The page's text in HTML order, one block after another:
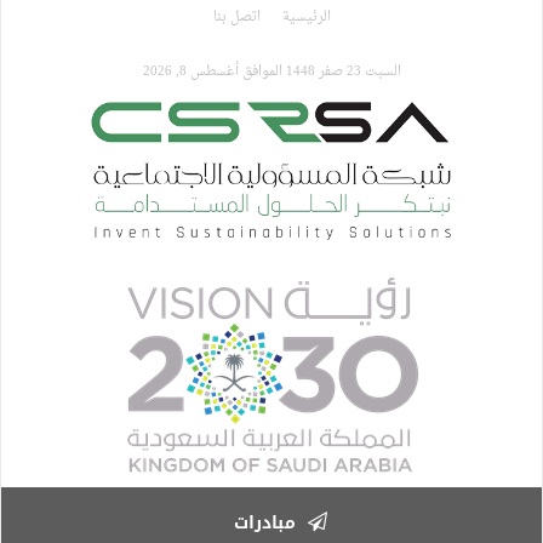
الرئيسية اتصل بنا
السبت 23 صفر 1448 الموافق أغسطس 8, 2026
مبادرات